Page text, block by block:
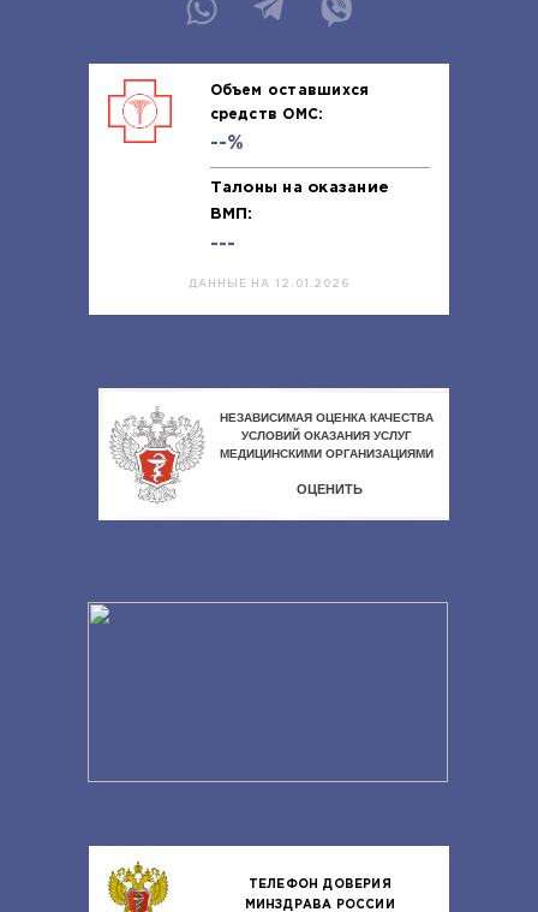
Объем оставшихся
средств ОМС:
--%
Талоны на оказание
ВМП:
---
ДАННЫЕ НА 12.01.2026
ТЕЛЕФОН ДОВЕРИЯ
МИНЗДРАВА РОССИИ